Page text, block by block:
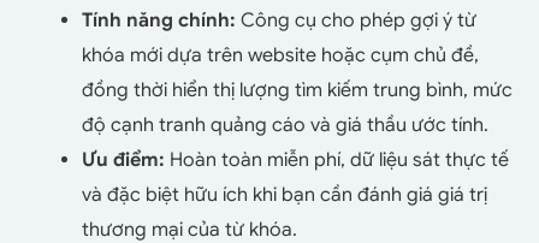
Tính năng chính: Công cụ cho phép gợi ý từ
khóa mới dựa trên website hoặc cụm chủ đề,
đồng thời hiển thị lượng tìm kiếm trung bình, mức
độ cạnh tranh quảng cáo và giá thầu ước tính.
Ưu điểm: Hoàn toàn miễn phí, dữ liệu sát thực tế
và đặc biệt hữu ích khi bạn cần đánh giá giá trị
thương mại của từ khóa.